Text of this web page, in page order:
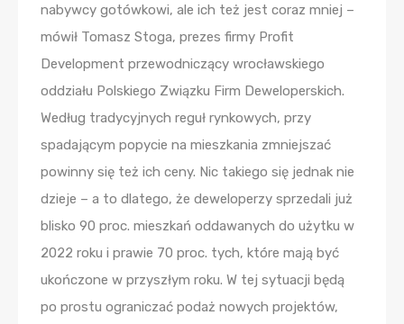
nabywcy gotówkowi, ale ich też jest coraz mniej –
mówił Tomasz Stoga, prezes firmy Profit
Development przewodniczący wrocławskiego
oddziału Polskiego Związku Firm Deweloperskich.
Według tradycyjnych reguł rynkowych, przy
spadającym popycie na mieszkania zmniejszać
powinny się też ich ceny. Nic takiego się jednak nie
dzieje – a to dlatego, że deweloperzy sprzedali już
blisko 90 proc. mieszkań oddawanych do użytku w
2022 roku i prawie 70 proc. tych, które mają być
ukończone w przyszłym roku. W tej sytuacji będą
po prostu ograniczać podaż nowych projektów,